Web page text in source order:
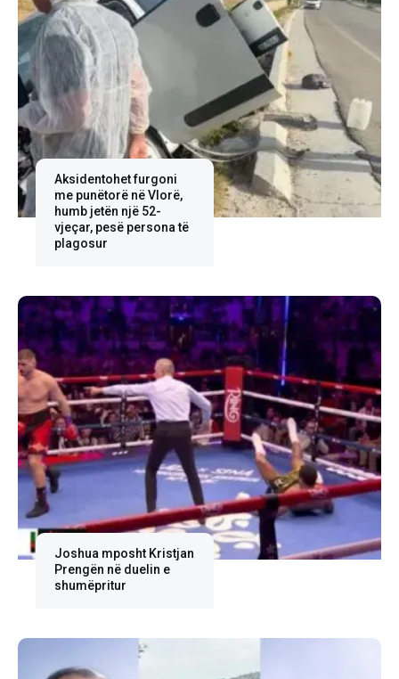
Aksidentohet furgoni
me punëtorë në Vlorë,
humb jetën një 52-
vjeçar, pesë persona të
plagosur
Joshua mposht Kristjan
Prengën në duelin e
shumëpritur